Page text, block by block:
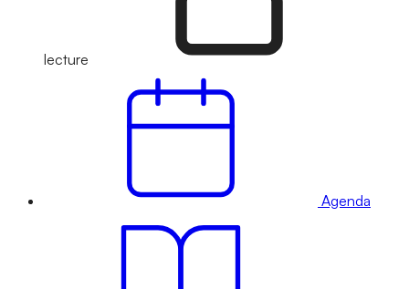
lecture
Agenda